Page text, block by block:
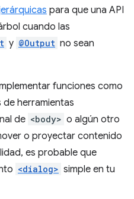
para que una API
cuando las
y @Output no sean
funciones como
herramientas
de <body> o algún otro
o proyectar contenido
es probable que
<dialog> simple en tu